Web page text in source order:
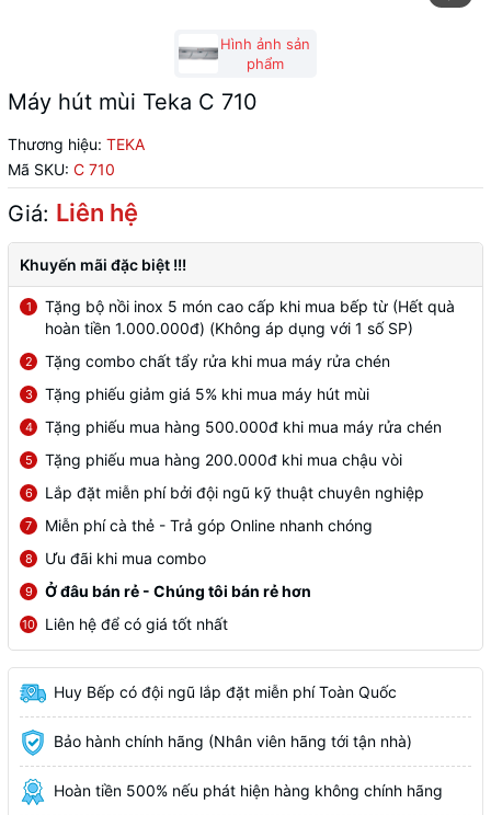
Hình ảnh sản
phẩm
Máy hút mùi Teka C 710
Thương hiệu: TEKA
Mã SKU: C 710
Giá: Liên hệ
Khuyến mãi đặc biệt !!!
1
Tặng bộ nồi inox 5 món cao cấp khi mua bếp từ (Hết quà
hoàn tiền 1.000.000đ) (Không áp dụng với 1 số SP)
2 Tặng combo chất tẩy rửa khi mua máy rửa chén
3 Tặng phiếu giảm giá 5% khi mua máy hút mùi
4 Tặng phiếu mua hàng 500.000đ khi mua máy rửa chén
5 Tặng phiếu mua hàng 200.000đ khi mua chậu vòi
6 Lắp đặt miễn phí bởi đội ngũ kỹ thuật chuyên nghiệp
7 Miễn phí cà thẻ - Trả góp Online nhanh chóng
8 Ưu đãi khi mua combo
9 Ở đâu bán rẻ - Chúng tôi bán rẻ hơn
10 Liên hệ để có giá tốt nhất
Huy Bếp có đội ngũ lắp đặt miễn phí Toàn Quốc
Bảo hành chính hãng (Nhân viên hãng tới tận nhà)
Hoàn tiền 500% nếu phát hiện hàng không chính hãng